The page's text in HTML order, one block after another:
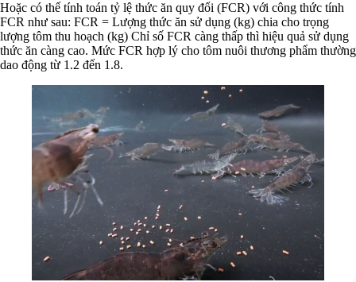
Hoặc có thể tính toán tỷ lệ thức ăn quy đổi (FCR) với công thức tính
FCR như sau: FCR = Lượng thức ăn sử dụng (kg) chia cho trọng
lượng tôm thu hoạch (kg) Chỉ số FCR càng thấp thì hiệu quả sử dụng
thức ăn càng cao. Mức FCR hợp lý cho tôm nuôi thương phẩm thường
dao động từ 1.2 đến 1.8.